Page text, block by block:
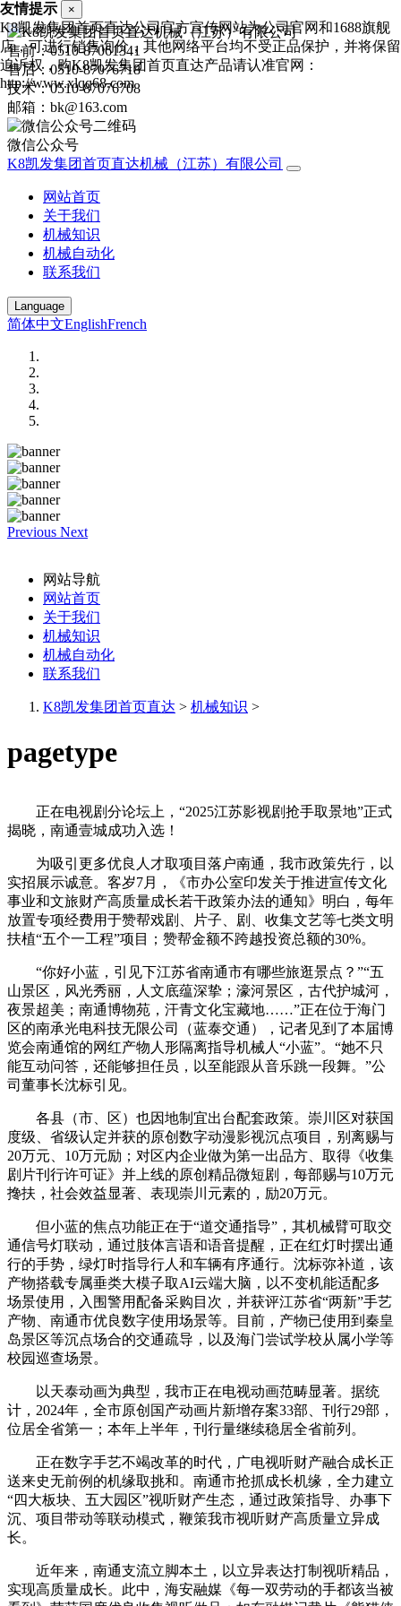
售前：0510-87061341
售后：0510-87076718
技术：0510-87076708
邮箱：bk@163.com
微信公众号
K8凯发集团首页直达机械（江苏）有限公司
网站首页
关于我们
机械知识
机械自动化
联系我们
Language
简体中文EnglishFrench
Previous Next
网站导航
网站首页
关于我们
机械知识
机械自动化
联系我们
K8凯发集团首页直达 > 机械知识 >
pagetype
正在电视剧分论坛上，“2025江苏影视剧抢手取景地”正式
揭晓，南通壹城成功入选！
为吸引更多优良人才取项目落户南通，我市政策先行，以
实招展示诚意。客岁7月，《市办公室印发关于推进宣传文化
事业和文旅财产高质量成长若干政策办法的通知》明白，每年
放置专项经费用于赞帮戏剧、片子、剧、收集文艺等七类文明
扶植“五个一工程”项目；赞帮金额不跨越投资总额的30%。
“你好小蓝，引见下江苏省南通市有哪些旅逛景点？”“五
山景区，风光秀丽，人文底蕴深挚；濠河景区，古代护城河，
夜景超美；南通博物苑，汗青文化宝藏地……”正在位于海门
区的南承光电科技无限公司（蓝泰交通），记者见到了本届博
览会南通馆的网红产物人形隔离指导机械人“小蓝”。“她不只
能互动问答，还能够担任员，以至能跟从音乐跳一段舞。”公
司董事长沈标引见。
各县（市、区）也因地制宜出台配套政策。崇川区对获国
度级、省级认定并获的原创数字动漫影视沉点项目，别离赐与
20万元、10万元励；对区内企业做为第一出品方、取得《收集
剧片刊行许可证》并上线的原创精品微短剧，每部赐与10万元
搀扶，社会效益显著、表现崇川元素的，励20万元。
但小蓝的焦点功能正在于“道交通指导”，其机械臂可取交
通信号灯联动，通过肢体言语和语音提醒，正在红灯时摆出通
行的手势，绿灯时指导行人和车辆有序通行。沈标弥补道，该
产物搭载专属垂类大模子取AI云端大脑，以不变机能适配多
场景使用，入围警用配备采购目次，并获评江苏省“两新”手艺
产物、南通市优良数字使用场景等。目前，产物已使用到秦皇
岛景区等沉点场合的交通疏导，以及海门尝试学校从属小学等
校园巡查场景。
以天泰动画为典型，我市正在电视动画范畴显著。据统
计，2024年，全市原创国产动画片新增存案33部、刊行29部，
位居全省第一；本年上半年，刊行量继续稳居全省前列。
正在数字手艺不竭改革的时代，广电视听财产融合成长正
送来史无前例的机缘取挑和。南通市抢抓成长机缘，全力建立
“四大板块、五大园区”视听财产生态，通过政策指导、办事下
沉、项目带动等联动模式，鞭策我市视听财产高质量立异成
长。
近年来，南通支流立脚本土，以立异表达打制视听精品，
实现高质量成长。此中，海安融媒《每一双劳动的手都该当被
友情提示 ×
K8凯发集团首页直达公司官方宣传网站为公司官网和1688旗舰
店，可进行销售询价，其他网络平台均不受正品保护，并将保留
追诉权，购K8凯发集团首页直达产品请认准官网：
http://www.xlqq68.com